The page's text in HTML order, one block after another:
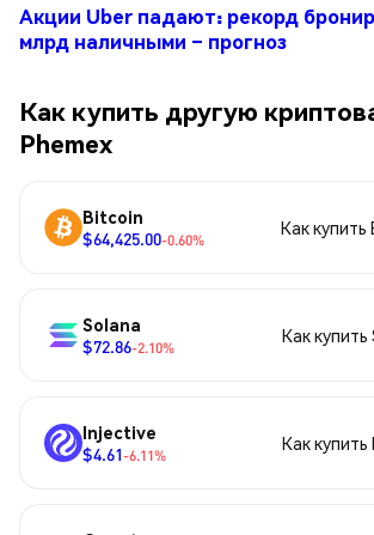
Акции Uber падают: рекорд
млрд наличными – прогноз
Как купить другую
Phemex
Bitcoin
$64,425.00-0.60%
Как купить
Solana
$72.86-2.10%
Как купить
Injective
$4.61-6.11%
Как купить